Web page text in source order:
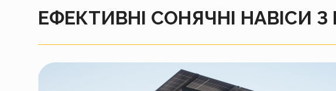
ЕФЕКТИВНІ СОНЯЧНІ НАВІСИ